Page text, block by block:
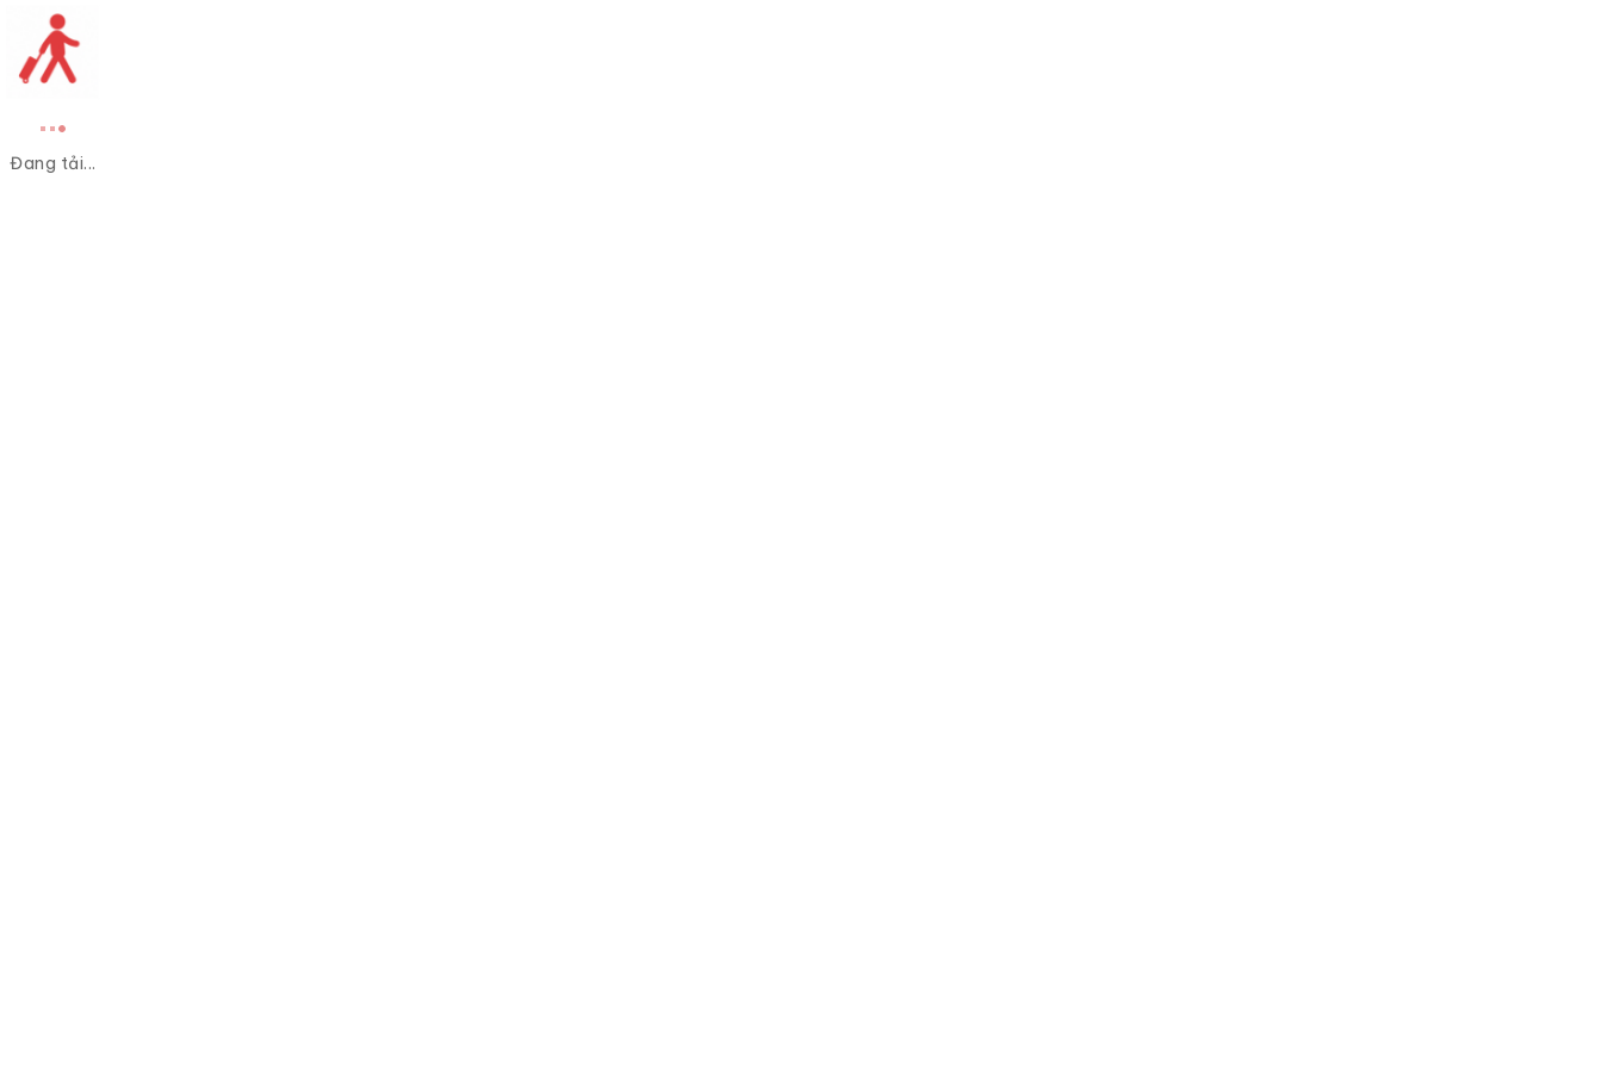
Đang tải...